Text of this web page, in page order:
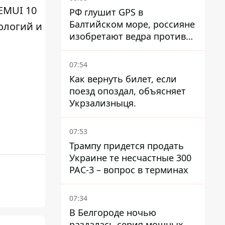
10
и
РФ глушит GPS в
Балтийском море, россияне
изобретают ведра против
РЭБ
07:54
Как вернуть билет, если
поезд опоздал, объясняет
Укрзализныця.
07:53
Трампу придется продать
Украине те несчастные 300
PAC-3 – вопрос в терминах
07:34
В Белгороде ночью